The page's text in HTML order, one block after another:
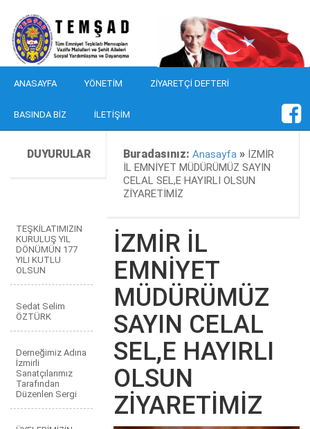
ANASAYFA YÖNETIM ZIYARETÇI DEFTERI
BASINDA BIZ İLETIŞIM
DUYURULAR Buradasınız:Anasayfa » İZMİR
İL EMNİYET MÜDÜRÜMÜZ SAYIN
CELAL SEL,E HAYIRLI OLSUN
ZİYARETİMİZ
TEŞKİLATIMIZIN
KURULUŞ YIL
DÖNÜMÜN 177
YILI KUTLU
OLSUN
Sedat Selim
ÖZTÜRK
Derneğimiz Adına
İzmirli
Sanatçılarımız
Tarafından
Düzenlen Sergi
İZMİR İL
EMNİYET
MÜDÜRÜMÜZ
SAYIN CELAL
SEL,E HAYIRLI
OLSUN
ZİYARETİMİZ